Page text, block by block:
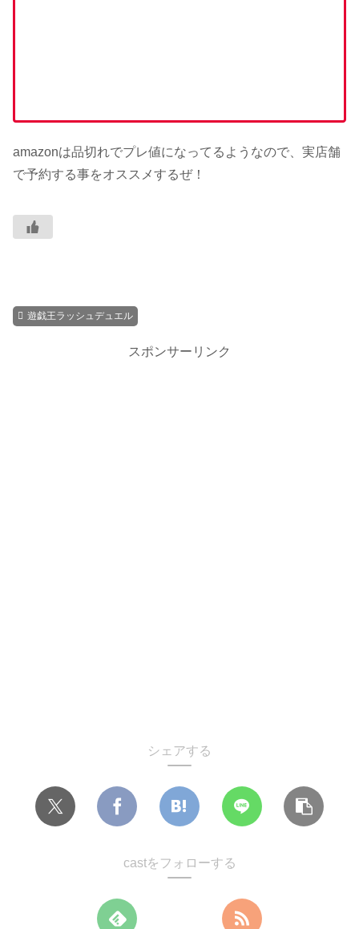
amazonは品切れでプレ値になってるようなので、実店舗
で予約する事をオススメするぜ！
遊戯王ラッシュデュエル
スポンサーリンク
シェアする
castをフォローする